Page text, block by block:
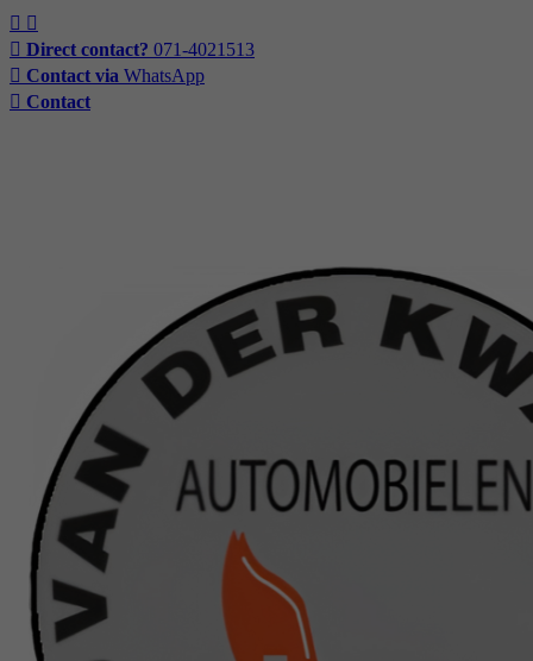
Direct contact? 071-4021513
Contact via WhatsApp
Contact